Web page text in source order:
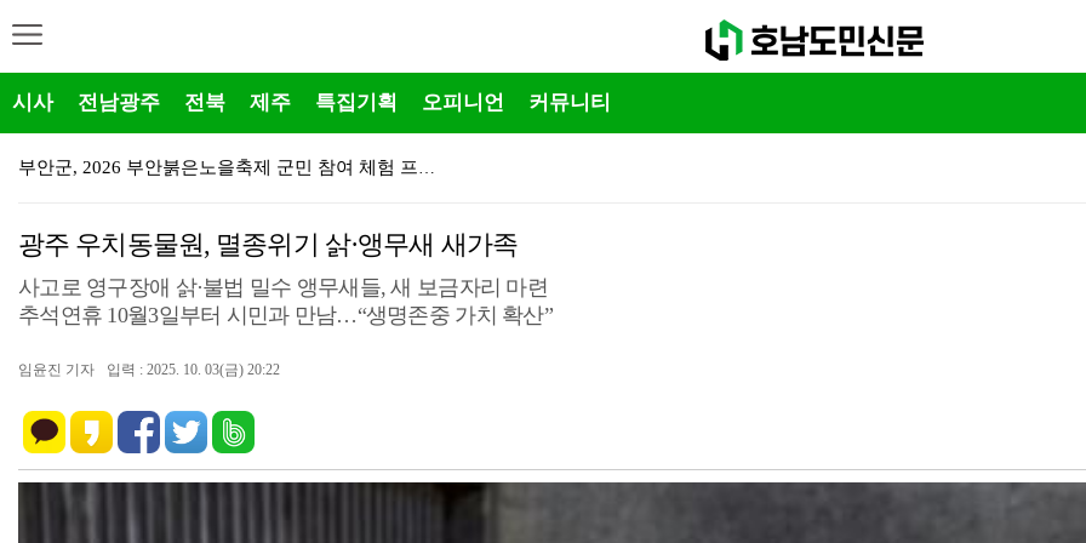
시사 전남광주 전북 제주 특집기획 오피니언 커뮤니티
부안군, 2026 부안붉은노을축제 군민 참여 체험 프로…
진안군, '2026 퐁당퐁당 족욕소풍' 「빠망이의 힐링…
진안군, 2026년 산림분야 지자체 합동평가 우수기관 …
익산시, 자율방재단과 폭염 대응 무더위쉼터 현장 예찰 …
광주 우치동물원, 멸종위기 삵·앵무새 새가족
사고로 영구장애 삵·불법 밀수 앵무새들, 새 보금자리 마련
추석연휴 10월3일부터 시민과 만남…“생명존중 가치 확산”
임윤진 기자 입력 : 2025. 10. 03(금) 20:22